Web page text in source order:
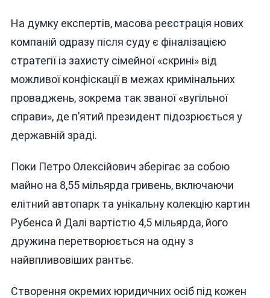
На думку експертів, масова реєстрація нових
компаній одразу після суду є фіналізацією
стратегії із захисту сімейної «скрині» від
можливої конфіскації в межах кримінальних
проваджень, зокрема так званої «вугільної
справи», де п’ятий президент підозрюється у
державній зраді.
Поки Петро Олексійович зберігає за собою
майно на 8,55 мільярда гривень, включаючи
елітний автопарк та унікальну колекцію картин
Рубенса й Далі вартістю 4,5 мільярда, його
дружина перетворюється на одну з
найвпливовіших рантьє.
Створення окремих юридичних осіб під кожен